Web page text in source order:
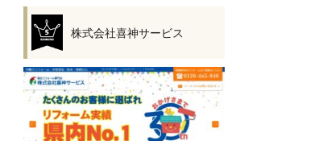
株式会社喜神サービス